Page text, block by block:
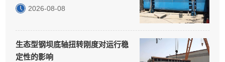
2026-08-08
生态型钢坝底轴扭转刚度对运行稳
定性的影响